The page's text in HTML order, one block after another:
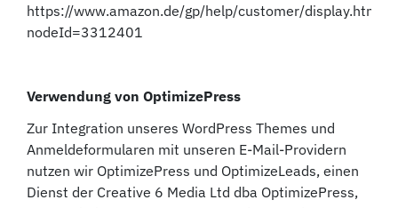
https://www.amazon.de/gp/help/customer/display.html?
nodeId=3312401
Verwendung von OptimizePress
Zur Integration unseres WordPress Themes und
Anmeldeformularen mit unseren E-Mail-Providern
nutzen wir OptimizePress und OptimizeLeads, einen
Dienst der Creative 6 Media Ltd dba OptimizePress,